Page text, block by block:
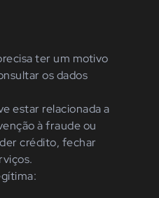
ter um motivo
os dados
estar relacionada a
à fraude ou
crédito, fechar